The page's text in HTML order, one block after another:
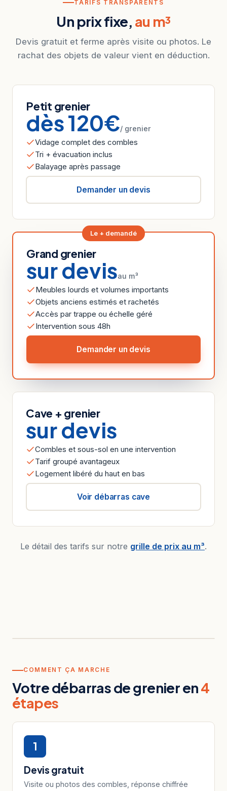
TARIFS TRANSPARENTS
Un prix fixe, au m³
Devis gratuit et ferme après visite ou photos. Le
rachat des objets de valeur vient en déduction.
Petit grenier
dès 120€/ grenier
Vidage complet des combles
Tri + évacuation inclus
Balayage après passage
Demander un devis
Le + demandé
Grand grenier
sur devisau m³
Meubles lourds et volumes importants
Objets anciens estimés et rachetés
Accès par trappe ou échelle géré
Intervention sous 48h
Demander un devis
Cave + grenier
sur devis
Combles et sous-sol en une intervention
Tarif groupé avantageux
Logement libéré du haut en bas
Voir débarras cave
Le détail des tarifs sur notre grille de prix au m³.
COMMENT ÇA MARCHE
Votre débarras de grenier en4
étapes
1
Devis gratuit
Visite ou photos des combles, réponse chiffrée